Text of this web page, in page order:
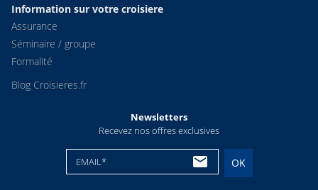
Information sur votre croisiere
Assurance
Séminaire / groupe
Formalité
Blog Croisieres.fr
Newsletters
Recevez nos offres exclusives
EMAIL* OK